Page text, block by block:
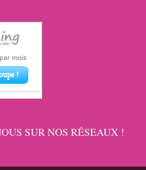
SUR NOS RÉSEAUX !